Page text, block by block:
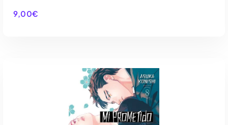
AÑADIR AL CARRITO
9,00€